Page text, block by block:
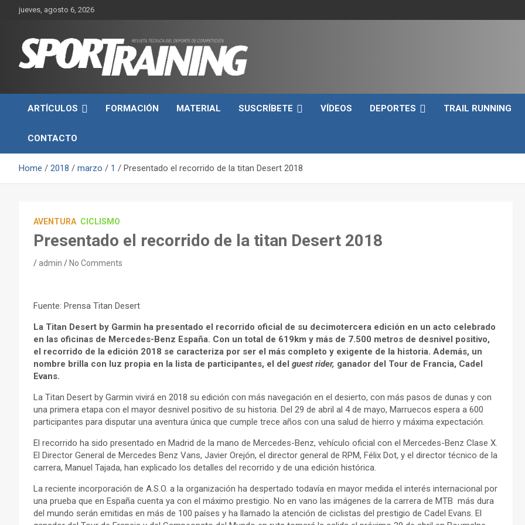
jueves, agosto 6, 2026
Revista técnica del
deporte Sport Training
rendimiento, nutrición y entrenamiento.
ARTÍCULOS
FORMACIÓN MATERIAL SUSCRÍBETE VÍDEOS DEPORTES TRAIL RUNNING
CONTACTO
Home 2018 marzo 1 Presentado el recorrido de la titan Desert 2018
AVENTURA CICLISMO
Presentado el recorrido de la titan Desert 2018
admin No Comments
Fuente: Prensa Titan Desert
La Titan Desert by Garmin ha presentado el recorrido oficial de su decimotercera edición en un acto celebrado
en las oficinas de Mercedes-Benz España. Con un total de 619km y más de 7.500 metros de desnivel positivo,
el recorrido de la edición 2018 se caracteriza por ser el más completo y exigente de la historia. Además, un
nombre brilla con luz propia en la lista de participantes, el del guest rider, ganador del Tour de Francia, Cadel
Evans.
La Titan Desert by Garmin vivirá en 2018 su edición con más navegación en el desierto, con más pasos de dunas y con
una primera etapa con el mayor desnivel positivo de su historia. Del 29 de abril al 4 de mayo, Marruecos espera a 600
participantes para disputar una aventura única que cumple trece años con una salud de hierro y máxima expectación.
El recorrido ha sido presentado en Madrid de la mano de Mercedes-Benz, vehículo oficial con el Mercedes-Benz Clase X.
El Director General de Mercedes Benz Vans, Javier Orejón, el director general de RPM, Félix Dot, y el director técnico de la
carrera, Manuel Tajada, han explicado los detalles del recorrido y de una edición histórica.
La reciente incorporación de A.S.O. a la organización ha despertado todavía en mayor medida el interés internacional por
una prueba que en España cuenta ya con el máximo prestigio. No en vano las imágenes de la carrera de MTB más dura
del mundo serán emitidas en más de 100 países y ha llamado la atención de ciclistas del prestigio de Cadel Evans. El